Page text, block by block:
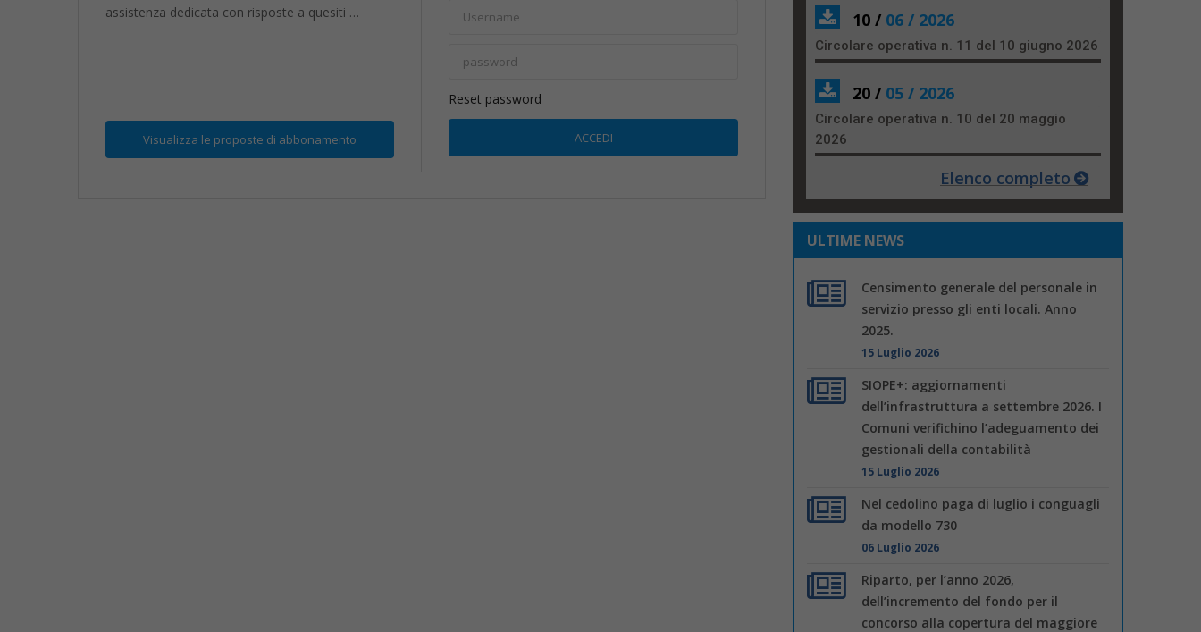
assistenza dedicata con risposte a quesiti …
Visualizza le proposte di abbonamento
Reset password
10 / 06 / 2026
Circolare operativa n. 11 del 10 giugno 2026
20 / 05 / 2026
Circolare operativa n. 10 del 20 maggio
2026
Elenco completo
ULTIME NEWS
Censimento generale del personale in
servizio presso gli enti locali. Anno
2025.
15 Luglio 2026
SIOPE+: aggiornamenti
dell’infrastruttura a settembre 2026. I
Comuni verifichino l’adeguamento dei
gestionali della contabilità
15 Luglio 2026
Nel cedolino paga di luglio i conguagli
da modello 730
06 Luglio 2026
Riparto, per l’anno 2026,
dell’incremento del fondo per il
concorso alla copertura del maggiore